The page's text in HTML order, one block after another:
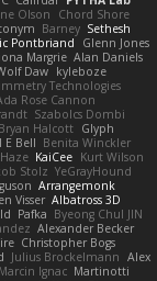
Olson
Chord Shore
Barney Sethesh
Pontbriand
Glenn Jones
Margrie Alan Daniels
Daw kyleboze
Technologies
Rose Cannon
Szabolcs Dombi
Bryan Halcott Glyph
E Bell Benita Winckler
KaiCee Kurt Wilson
Stolz YeGrayHound
Arrangemonk
Visser Albatross 3D
Pafka Byeong Chul JIN
Alexander Becker
Christopher Bogs
Julius Brockelmann Alex
Marcin Ignac Martinotti